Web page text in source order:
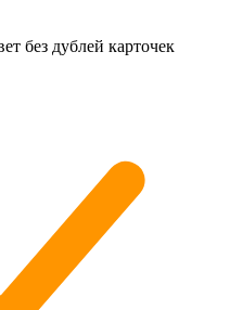
без дублей карточек